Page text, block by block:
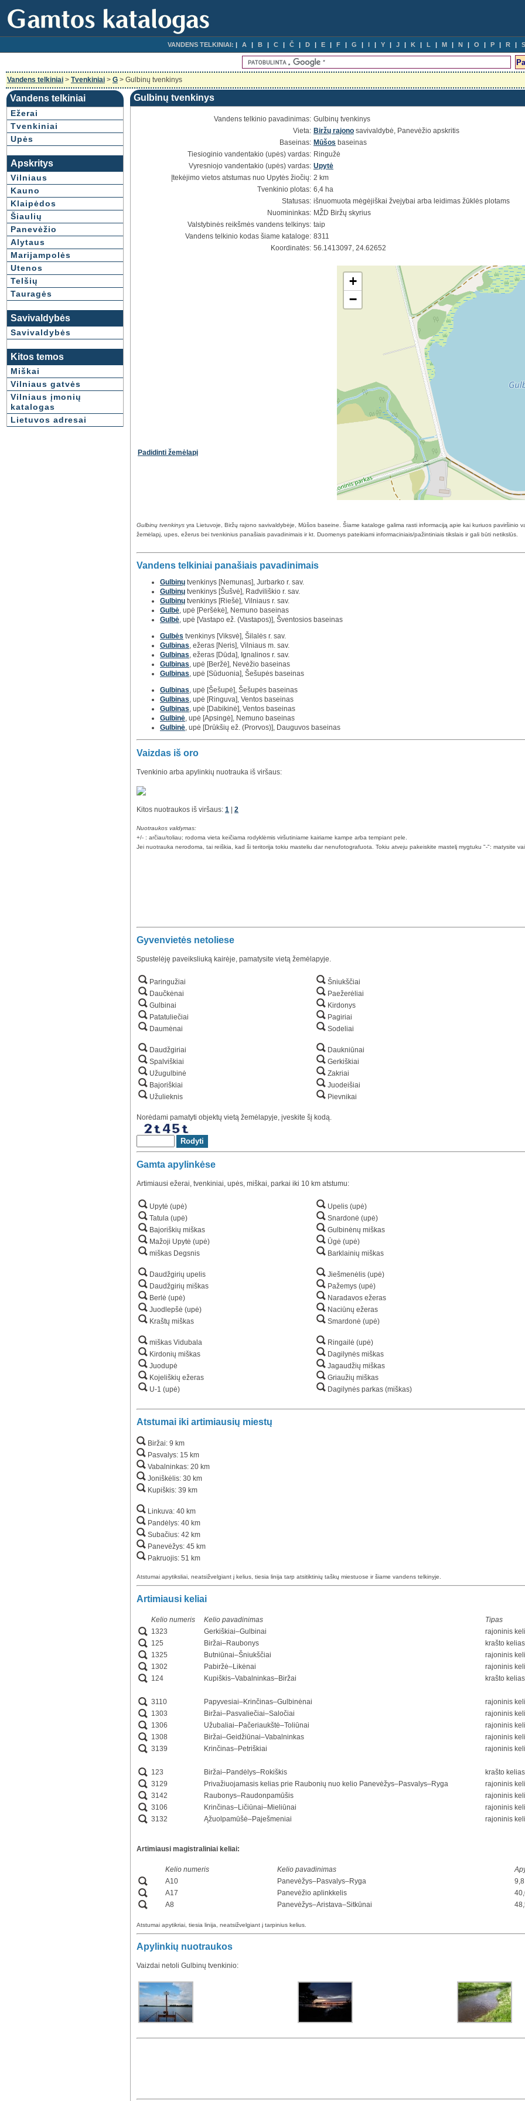
VANDENS TELKINIAI: A B C Č D E F G I Y J K L M N O P R S
Vandens telkiniai > Tvenkiniai > G > Gulbinų tvenkinys
Vandens telkiniai
Ežerai
Tvenkiniai
Upės
Apskritys
Vilniaus
Kauno
Klaipėdos
Šiaulių
Panevėžio
Alytaus
Marijampolės
Utenos
Telšių
Tauragės
Savivaldybės
Savivaldybės
Kitos temos
Miškai
Vilniaus gatvės
Vilniaus įmonių
katalogas
Lietuvos adresai
Gulbinų tvenkinys
Vandens telkinio pavadinimas: Gulbinų tvenkinys
Vieta: Biržų rajono savivaldybė, Panevėžio apskritis
Baseinas: Mūšos baseinas
Tiesioginio vandentakio (upės) vardas: Ringužė
Vyresniojo vandentakio (upės) vardas: Upytė
Įtekėjimo vietos atstumas nuo Upytės žiočių: 2 km
Tvenkinio plotas: 6,4 ha
Statusas: išnuomuota mėgėjiškai žvejybai arba leidimas žūklės plotams
Nuomininkas: MŽD Biržų skyrius
Valstybinės reikšmės vandens telkinys: taip
Vandens telkinio kodas šiame kataloge: 8311
Koordinatės: 56.1413097, 24.62652
Padidinti žemėlapį
+
−
Gulbinų tvenkinys yra Lietuvoje, Biržų rajono savivaldybėje, Mūšos baseine. Šiame kataloge galima rasti informaciją apie kai kuriuos
žemėlapį, upes, ežerus bei tvenkinius panašiais pavadinimais ir kt. Duomenys pateikiami informaciniais/pažintiniais tikslais ir gali būti netikslūs.
Vandens telkiniai panašiais pavadinimais
Gulbinų tvenkinys [Nemunas], Jurbarko r. sav.
Gulbinų tvenkinys [Šušvė], Radviliškio r. sav.
Gulbinų tvenkinys [Riešė], Vilniaus r. sav.
Gulbė, upė [Peršėkė], Nemuno baseinas
Gulbė, upė [Vastapo ež. (Vastapos)], Šventosios baseinas
Gulbės tvenkinys [Viksvė], Šilalės r. sav.
Gulbinas, ežeras [Neris], Vilniaus m. sav.
Gulbinas, ežeras [Dūda], Ignalinos r. sav.
Gulbinas, upė [Beržė], Nevėžio baseinas
Gulbinas, upė [Sūduonia], Šešupės baseinas
Gulbinas, upė [Šešupė], Šešupės baseinas
Gulbinas, upė [Ringuva], Ventos baseinas
Gulbinas, upė [Dabikinė], Ventos baseinas
Gulbinė, upė [Apsingė], Nemuno baseinas
Gulbinė, upė [Drūkšių ež. (Prorvos)], Dauguvos baseinas
Vaizdas iš oro
Tvenkinio arba apylinkių nuotrauka iš viršaus:
Kitos nuotraukos iš viršaus: 1 | 2
Nuotraukos valdymas:
+/- : arčiau/toliau; rodoma vieta keičiama rodyklėmis viršutiniame kairiame kampe arba tempiant pele.
Jei nuotrauka nerodoma, tai reiškia, kad ši teritorija tokiu masteliu dar nenufotografuota. Tokiu atveju pakeiskite mastelį mygtuku "-": matysite
Gyvenvietės netoliese
Spustelėję paveiksliuką kairėje, pamatysite vietą žemėlapyje.
Paringužiai
Daučkėnai
Gulbinai
Patatuliečiai
Daumėnai
Daudžgiriai
Spalviškiai
Užugulbinė
Bajoriškiai
Užulieknis
Šniukščiai
Paežerėliai
Kirdonys
Pagiriai
Sodeliai
Daukniūnai
Gerkiškiai
Zakriai
Juodeišiai
Pievnikai
Norėdami pamatyti objektų vietą žemėlapyje, įveskite šį kodą.
Gamta apylinkėse
Artimiausi ežerai, tvenkiniai, upės, miškai, parkai iki 10 km atstumu:
Upytė (upė)
Tatula (upė)
Bajoriškių miškas
Mažoji Upytė (upė)
miškas Degsnis
Daudžgirių upelis
Daudžgirių miškas
Berlė (upė)
Juodlepšė (upė)
Kraštų miškas
miškas Vidubala
Kirdonių miškas
Juodupė
Kojeliškių ežeras
U-1 (upė)
Upelis (upė)
Snardonė (upė)
Gulbinėnų miškas
Ūgė (upė)
Barklainių miškas
Jiešmenėlis (upė)
Pažemys (upė)
Naradavos ežeras
Naciūnų ežeras
Smardonė (upė)
Ringailė (upė)
Dagilynės miškas
Jagaudžių miškas
Griaužių miškas
Dagilynės parkas (miškas)
Atstumai iki artimiausių miestų
Biržai: 9 km
Pasvalys: 15 km
Vabalninkas: 20 km
Joniškėlis: 30 km
Kupiškis: 39 km
Linkuva: 40 km
Pandėlys: 40 km
Subačius: 42 km
Panevėžys: 45 km
Pakruojis: 51 km
Atstumai apytiksliai, neatsižvelgiant į kelius, tiesia linija tarp atsitiktinių taškų miestuose ir šiame vandens telkinyje.
Artimiausi keliai
Kelio numeris Kelio pavadinimas Tipas
1323
Gerkiškiai–Gulbinai rajoninis
125
Biržai–Raubonys krašto kelias
1325
Butniūnai–Šniukščiai rajoninis
1302
Pabiržė–Likėnai rajoninis
124
Kupiškis–Vabalninkas–Biržai krašto kelias
3110 Papyvesiai–Krinčinas–Gulbinėnai rajoninis
1303
Biržai–Pasvaliečiai–Saločiai rajoninis
1306
Užubaliai–Pačeriaukštė–Toliūnai rajoninis
1308
Biržai–Geidžiūnai–Vabalninkas rajoninis
3139
Krinčinas–Petriškiai rajoninis
123 Biržai–Pandėlys–Rokiškis krašto kelias
3129
Privažiuojamasis kelias prie Raubonių nuo kelio Panevėžys–Pasvalys–Ryga rajoninis
3142
Raubonys–Raudonpamūšis rajoninis
3106
Krinčinas–Ličiūnai–Mieliūnai rajoninis
3132
Ąžuolpamūšė–Paješmeniai rajoninis
Artimiausi magistraliniai keliai:
Kelio numeris Kelio pavadinimas
A10
Panevėžys–Pasvalys–Ryga
A17
Panevėžio aplinkkelis
A8
Panevėžys–Aristava–Sitkūnai
Atstumai apytikriai, tiesia linija, neatsižvelgiant į tarpinius kelius.
Apylinkių nuotraukos
Vaizdai netoli Gulbinų tvenkinio: